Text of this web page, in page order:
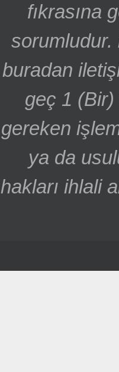
fıkrasına
sorumludur.
buradan
geç 1
gereken
ya da
hakları ihlali